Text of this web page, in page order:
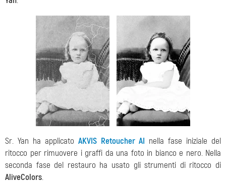
Sr. Yan ha applicato AKVIS Retoucher AI nella fase iniziale del
ritocco per rimuovere i graffi da una foto in bianco e nero. Nella
seconda fase del restauro ha usato gli strumenti di ritocco di
AliveColors.